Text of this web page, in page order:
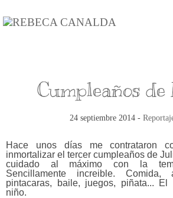
Cumpleaños de
24 septiembre 2014 -
Hace unos días me contrataron
inmortalizar el tercer cumpleaños de
cuidado al máximo con la
Sencillamente increible. Comida,
pintacaras, baile, juegos, piñata...
niño.